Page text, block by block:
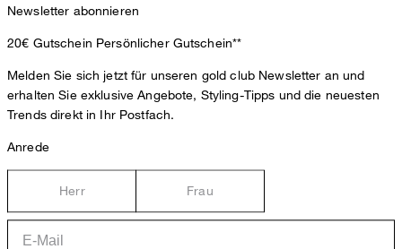
Newsletter abonnieren
20€ Gutschein Persönlicher Gutschein**
Melden Sie sich jetzt für unseren gold club Newsletter an und
erhalten Sie exklusive Angebote, Styling-Tipps und die neuesten
Trends direkt in Ihr Postfach.
Anrede
Herr Frau